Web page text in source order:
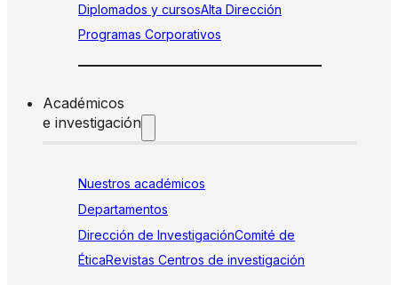
Diplomados y cursosAlta Dirección
Programas Corporativos
Académicos
e investigación
Nuestros académicos
Departamentos
Dirección de InvestigaciónComité de
ÉticaRevistas Centros de investigación